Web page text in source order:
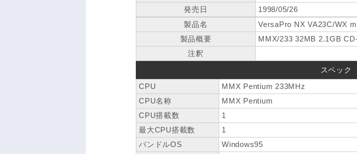
発売日
1998/05/26
製品名
VersaPro NX VA23C/WX
製品概要
MMX/233 32MB 2.1GB
注釈
スペック
CPU
MMX Pentium 233MHz
CPU名称
MMX Pentium
CPU搭載数
1
最大CPU搭載数
1
バンドルOS
Windows95